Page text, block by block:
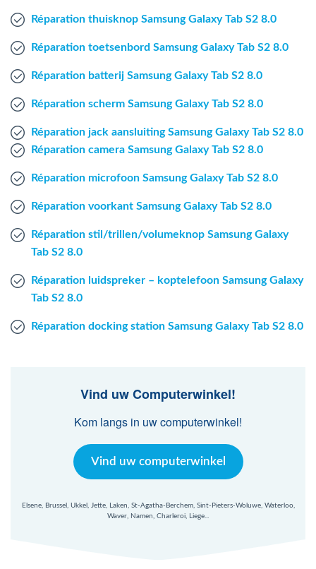
Fr Nl En
Réparation thuisknop Samsung Galaxy Tab S2 8.0
Réparation toetsenbord Samsung Galaxy Tab S2 8.0
Réparation batterij Samsung Galaxy Tab S2 8.0
Réparation scherm Samsung Galaxy Tab S2 8.0
Réparation jack aansluiting Samsung Galaxy Tab S2 8.0
Réparation camera Samsung Galaxy Tab S2 8.0
Réparation microfoon Samsung Galaxy Tab S2 8.0
Réparation voorkant Samsung Galaxy Tab S2 8.0
Réparation stil/trillen/volumeknop Samsung Galaxy
Tab S2 8.0
Réparation luidspreker – koptelefoon Samsung Galaxy
Tab S2 8.0
Réparation docking station Samsung Galaxy Tab S2 8.0
Vind uw Computerwinkel!
Kom langs in uw computerwinkel!
Vind uw computerwinkel
Elsene, Brussel, Ukkel, Jette, Laken, St-Agatha-Berchem, Sint-Pieters-Woluwe, Waterloo,
Waver, Namen, Charleroi, Liege...